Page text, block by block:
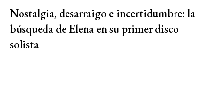
Nostalgia, desarraigo e incertidumbre: la
búsqueda de Elena en su primer disco
solista